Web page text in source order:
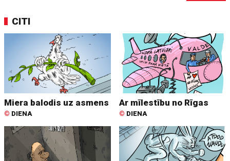
CITI
Miera balodis uz asmens
© DIENA
Ar mīlestību no Rīgas
© DIENA